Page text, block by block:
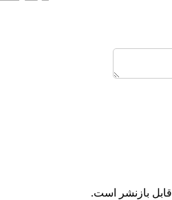
قابل بازنشر است.